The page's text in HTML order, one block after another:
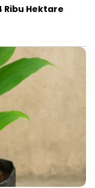
Ribu Hektare